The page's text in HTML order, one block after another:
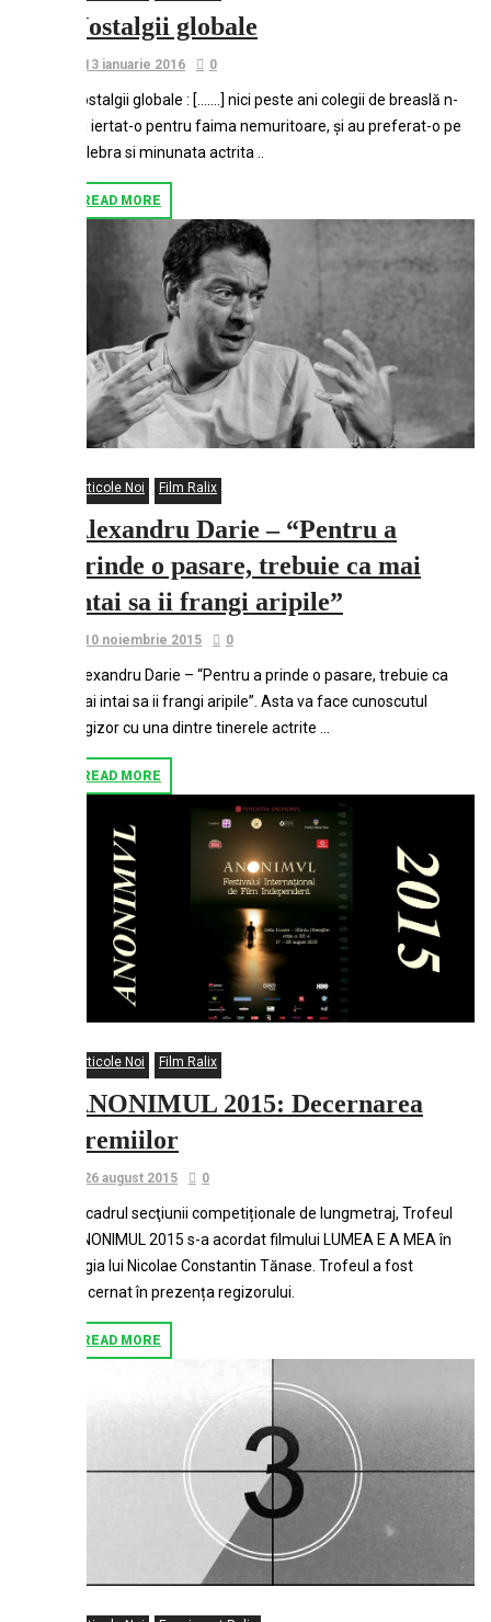
Nostalgii globale
13 ianuarie 2016 0
Nostalgii globale : […….] nici peste ani colegii de breaslă n-
au iertat-o pentru faima nemuritoare, și au preferat-o pe
celebra si minunata actrita ..
READ MORE
Articole Noi Film Ralix
Alexandru Darie – “Pentru a
prinde o pasare, trebuie ca mai
intai sa ii frangi aripile”
10 noiembrie 2015 0
Alexandru Darie – “Pentru a prinde o pasare, trebuie ca
mai intai sa ii frangi aripile”. Asta va face cunoscutul
regizor cu una dintre tinerele actrite …
READ MORE
Articole Noi Film Ralix
ANONIMUL 2015: Decernarea
premiilor
26 august 2015 0
În cadrul secţiunii competiționale de lungmetraj, Trofeul
ANONIMUL 2015 s-a acordat filmului LUMEA E A MEA în
regia lui Nicolae Constantin Tănase. Trofeul a fost
decernat în prezența regizorului.
READ MORE